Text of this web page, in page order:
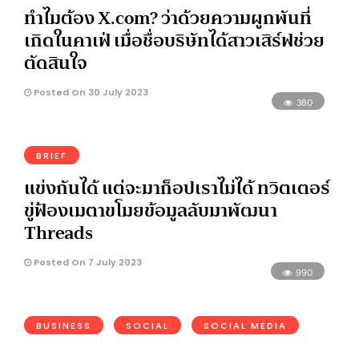
ทำไมต้อง X.com? ว่าด้วยความผูกพันที่
เกิดในคาเฟ่ เมื่อชื่อบริษัทได้สาวเสิร์ฟช่วย
ตัดสินใจ
Posted On 30 July 2023
380
BRIEF
แข่งกันได้ แต่จะมาก็อปเราไม่ได้ ทวิตเตอร์
ขู่ฟ้องเมตาขโมยข้อมูลลับมาพัฒนา
Threads
Posted On 7 July 2023
990
BUSINESS SOCIAL SOCIAL MEDIA